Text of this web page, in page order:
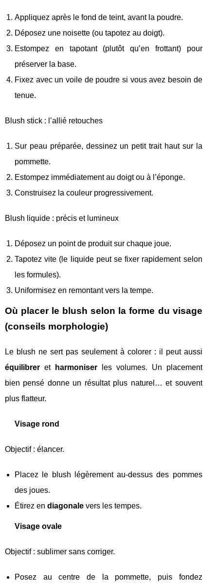
Appliquez après le fond de teint, avant la poudre.
Déposez une noisette (ou tapotez au doigt).
Estompez en tapotant (plutôt qu’en frottant) pour
préserver la base.
Fixez avec un voile de poudre si vous avez besoin de
tenue.
Blush stick : l’allié retouches
Sur peau préparée, dessinez un petit trait haut sur la
pommette.
Estompez immédiatement au doigt ou à l’éponge.
Construisez la couleur progressivement.
Blush liquide : précis et lumineux
Déposez un point de produit sur chaque joue.
Tapotez vite (le liquide peut se fixer rapidement selon
les formules).
Uniformisez en remontant vers la tempe.
Où placer le blush selon la forme du visage
(conseils morphologie)
Le blush ne sert pas seulement à colorer : il peut aussi
équilibrer et harmoniserles volumes. Un placement
bien pensé donne un résultat plus naturel… et souvent
plus flatteur.
Visage rond
Objectif : élancer.
Placez le blush légèrement au-dessus des pommes
des joues.
Étirez en diagonale vers les tempes.
Visage ovale
Objectif : sublimer sans corriger.
Posez au centre de la pommette, puis fondez